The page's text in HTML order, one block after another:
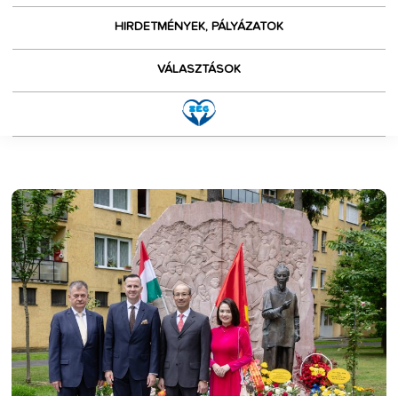
HIRDETMÉNYEK, PÁLYÁZATOK
VÁLASZTÁSOK